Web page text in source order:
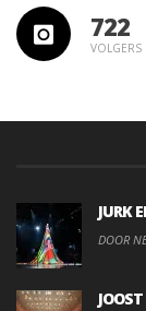
722
VOLGERS
JURK
DOOR